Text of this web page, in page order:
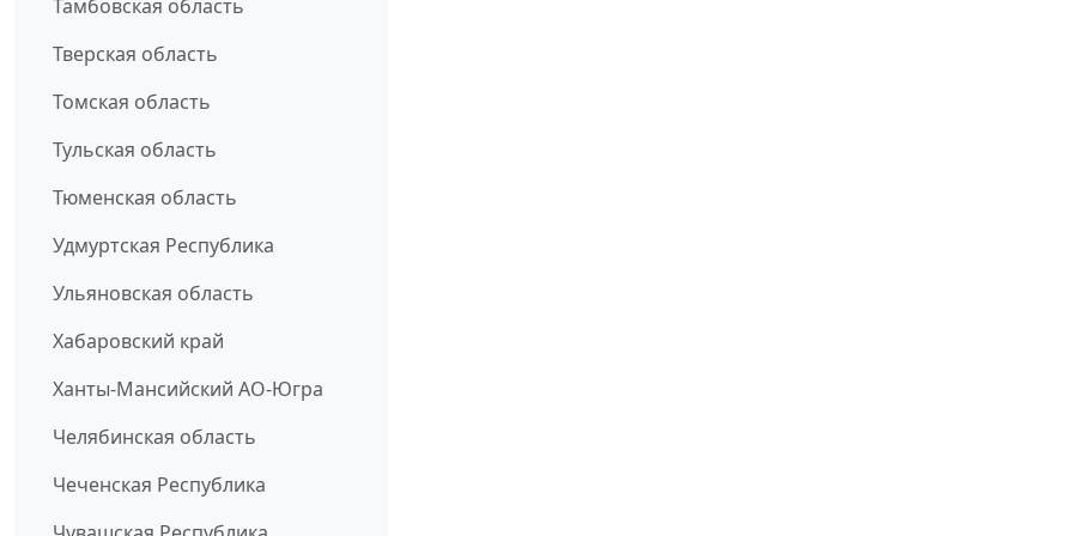
Тамбовская область
Тверская область
Томская область
Тульская область
Тюменская область
Удмуртская Республика
Ульяновская область
Хабаровский край
Ханты-Мансийский АО-Югра
Челябинская область
Чеченская Республика